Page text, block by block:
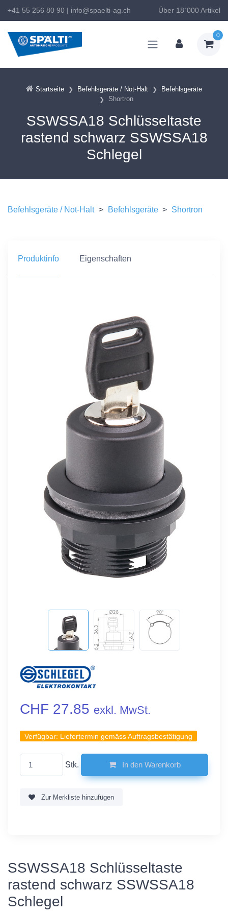
+41 55 256 80 90 | info@spaelti-ag.ch Über 18`000 Artikel
0
Startseite Befehlsgeräte / Not-Halt
Befehlsgeräte
Shortron
SSWSSA18 Schlüsseltaste
rastend schwarz SSWSSA18
Schlegel
Befehlsgeräte / Not-Halt > Befehlsgeräte > Shortron
Produktinfo Eigenschaften
CHF 27.85 exkl. MwSt.
Verfügbar: Liefertermin gemäss Auftragsbestätigung
Stk. In den Warenkorb
Zur Merkliste hinzufügen
SSWSSA18 Schlüsseltaste
rastend schwarz SSWSSA18
Schlegel